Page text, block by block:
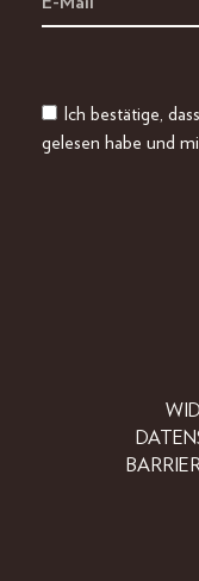
Ich bestätige,
gelesen habe und